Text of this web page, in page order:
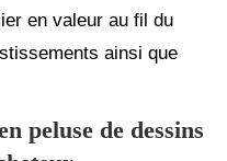
en valeur au fil du
ainsi que
peluse de dessins